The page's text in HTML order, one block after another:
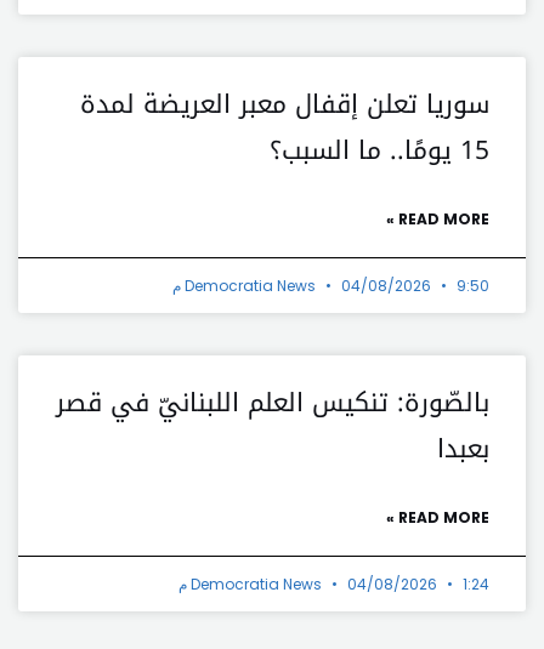
سوريا تعلن إقفال معبر العريضة لمدة
15 يومًا.. ما السبب؟
READ MORE »
Democratia News 04/08/2026 9:50 م
بالصّورة: تنكيس العلم اللبنانيّ في قصر
بعبدا
READ MORE »
Democratia News 04/08/2026 1:24 م